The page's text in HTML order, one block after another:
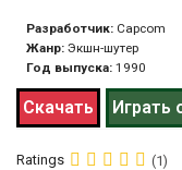
Разработчик: Capcom
Жанр: Экшн-шутер
Год выпуска: 1990
Скачать Играть
Ratings (1)